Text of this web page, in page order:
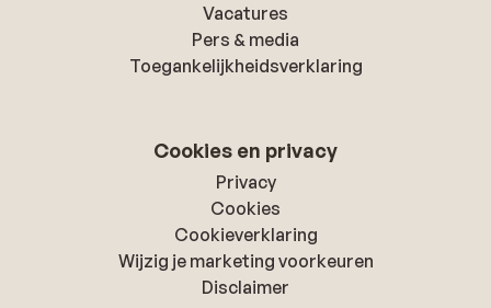
Vacatures
Pers & media
Toegankelijkheidsverklaring
Cookies en privacy
Privacy
Cookies
Cookieverklaring
Wijzig je marketing voorkeuren
Disclaimer